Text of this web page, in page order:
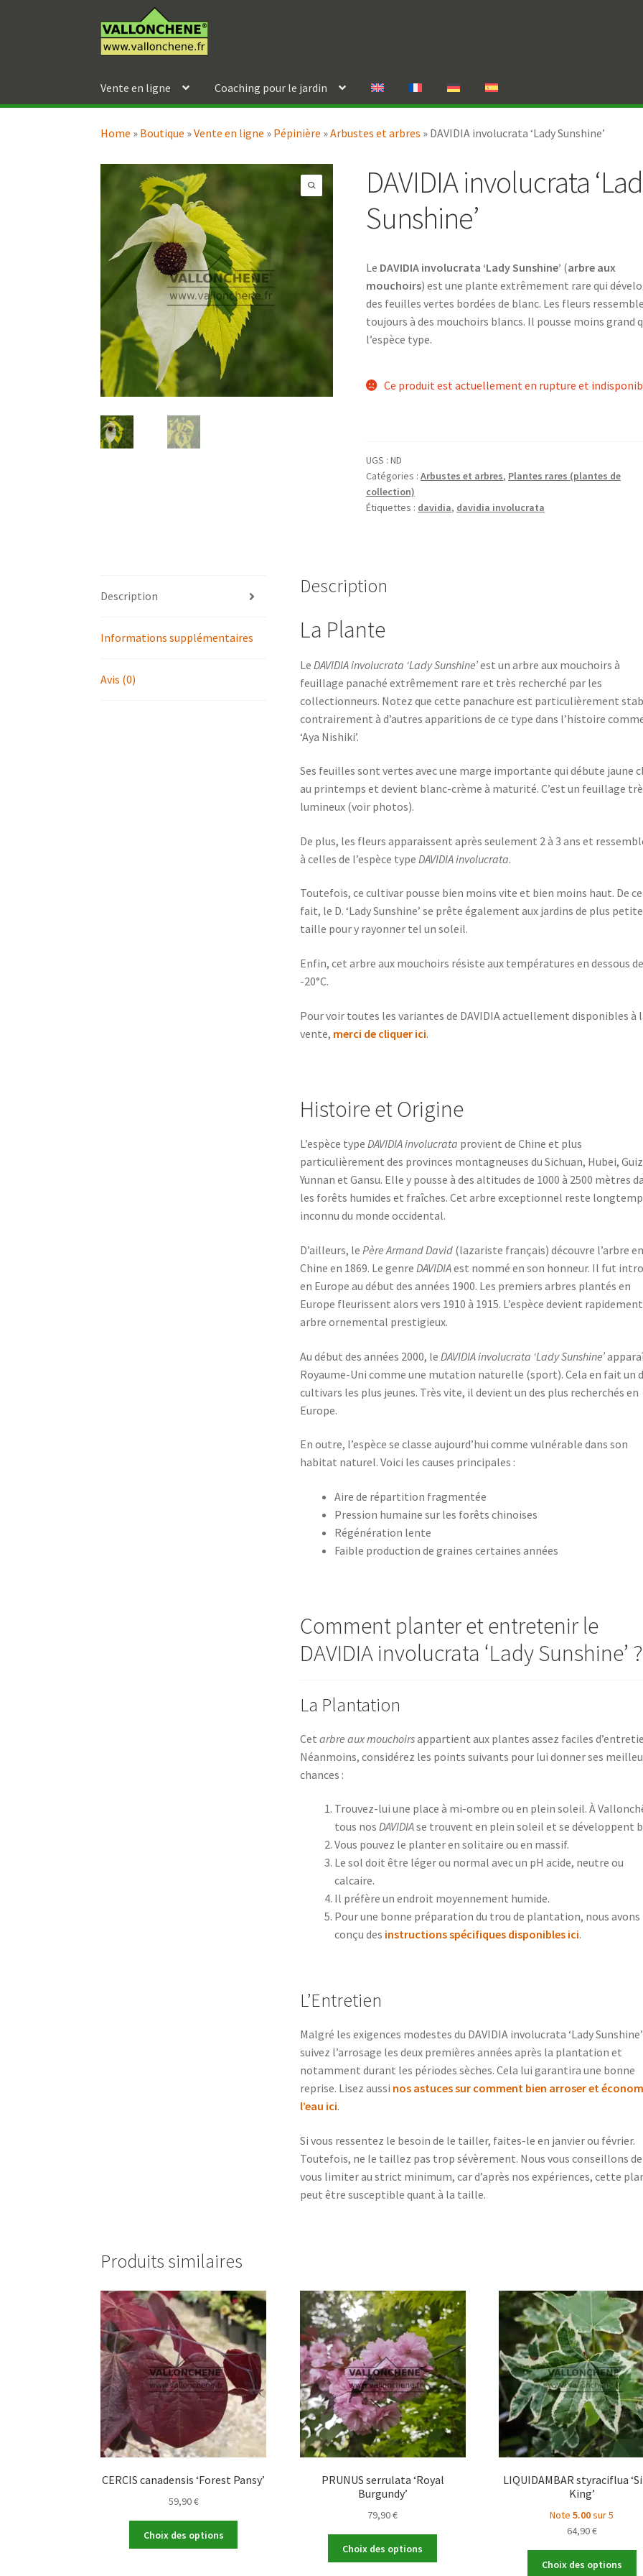
à
la
au
contenu
Vente en ligne Coaching pour le jardin
Home » Boutique »Vente en ligne » Pépinière »Arbustes et arbres » DAVIDIA involucrata ‘Lady Sunshine’
DAVIDIA involucrata
Sunshine’
Le DAVIDIA involucrata ‘Lady Sunshine’ (arbre aux
mouchoirs) est une plante extrêmement rare qui
des feuilles vertes bordées de blanc. Les fleurs
toujours à des mouchoirs blancs. Il pousse moins grand
l’espèce type.
Ce produit est actuellement en rupture et
UGS :ND
Catégories :Arbustes et arbres, Plantes rares (plantes de
collection)
Étiquettes : davidia, davidia involucrata
Description
Informations supplémentaires
Avis (0)
Description
La Plante
Le DAVIDIA involucrata ‘Lady Sunshine’est un arbre aux mouchoirs à
feuillage panaché extrêmement rare et très recherché par les
collectionneurs. Notez que cette panachure est particulièrement
contrairement à d’autres apparitions de ce type dans l’histoire
‘Aya Nishiki’.
Ses feuilles sont vertes avec une marge importante qui débute jaune
au printemps et devient blanc-crème à maturité. C’est un feuillage
lumineux (voir photos).
De plus, les fleurs apparaissent après seulement 2 à 3 ans et
à celles de l’espèce type DAVIDIA involucrata.
Toutefois, ce cultivar pousse bien moins vite et bien moins haut. De ce
fait, le D. ‘Lady Sunshine’ se prête également aux jardins de plus petite
taille pour y rayonner tel un soleil.
Enfin, cet arbre aux mouchoirs résiste aux températures en dessous de
-20°C.
Pour voir toutes les variantes de DAVIDIA actuellement disponibles à
vente, merci de cliquer ici.
Histoire et Origine
L’espèce type DAVIDIA involucrata provient de Chine et plus
particulièrement des provinces montagneuses du Sichuan, Hubei,
Yunnan et Gansu. Elle y pousse à des altitudes de 1000 à 2500 mètres
les forêts humides et fraîches. Cet arbre exceptionnel reste
inconnu du monde occidental.
D’ailleurs, le Père Armand David(lazariste français) découvre l’arbre en
Chine en 1869. Le genre DAVIDIAest nommé en son honneur. Il fut
en Europe au début des années 1900. Les premiers arbres plantés en
Europe fleurissent alors vers 1910 à 1915. L’espèce devient
arbre ornemental prestigieux.
Au début des années 2000, le DAVIDIA involucrata ‘Lady Sunshine’
Royaume-Uni comme une mutation naturelle (sport). Cela en fait un
cultivars les plus jeunes. Très vite, il devient un des plus recherchés en
Europe.
En outre, l’espèce se classe aujourd’hui comme vulnérable dans son
habitat naturel. Voici les causes principales :
Aire de répartition fragmentée
Pression humaine sur les forêts chinoises
Régénération lente
Faible production de graines certaines années
Comment planter et entretenir le
DAVIDIA involucrata ‘Lady Sunshine’ ?
La Plantation
Cet arbre aux mouchoirsappartient aux plantes assez faciles
Néanmoins, considérez les points suivants pour lui donner ses
chances :
Trouvez-lui une place à mi-ombre ou en plein soleil. À
tous nos DAVIDIAse trouvent en plein soleil et se développent
Vous pouvez le planter en solitaire ou en massif.
Le sol doit être léger ou normal avec un pH acide, neutre ou
calcaire.
Il préfère un endroit moyennement humide.
Pour une bonne préparation du trou de plantation, nous avons
conçu des instructions spécifiques disponibles ici.
L’Entretien
Malgré les exigences modestes du DAVIDIA involucrata ‘Lady Sunshine’
suivez l’arrosage les deux premières années après la plantation et
notamment durant les périodes sèches. Cela lui garantira une bonne
reprise. Lisez aussi nos astuces sur comment bien arroser et
l’eau ici.
Si vous ressentez le besoin de le tailler, faites-le en janvier ou février.
Toutefois, ne le taillez pas trop sévèrement. Nous vous conseillons de
vous limiter au strict minimum, car d’après nos expériences, cette
peut être susceptible quant à la taille.
Produits similaires
CERCIS canadensis ‘Forest Pansy’
59,90€
Choix des options
PRUNUS serrulata ‘Royal
Burgundy’
79,90€
Choix des options
LIQUIDAMBAR styraciflua
King’
Note5.00sur 5
64,90€
Choix des options